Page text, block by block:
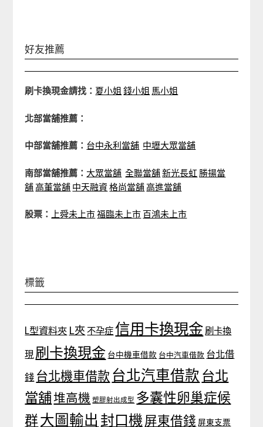
好友推薦
刷卡換現金請找： 夏小姐 錢小姐 馬小姐
北部當舖推薦：
中部當舖推薦： 台中永利當舖 中壢大眾當舖
南部當舖推薦： 大眾當舖 全聯當舖新光長虹 勝揚當
舖高董當舖 中天融資格尚當舖高進當舖
股票： 上舜未上市福臨未上市 百鴻未上市
標籤
L型資料夾 L夾 不孕症 信用卡換現金 刷卡換
現 刷卡換現金 台中機車借款 台中汽車借款 台北借
錢 台北機車借款 台北汽車借款 台北
當舖堆高機 塑膠射出成型 多囊性卵巢症候
群大圖輸出 封口機 屏東借錢 屏東支票